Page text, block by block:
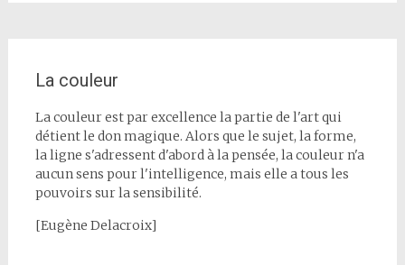
La couleur
La couleur est par excellence la partie de l'art qui
détient le don magique. Alors que le sujet, la forme,
la ligne s'adressent d'abord à la pensée, la couleur n'a
aucun sens pour l'intelligence, mais elle a tous les
pouvoirs sur la sensibilité.
[Eugène Delacroix]